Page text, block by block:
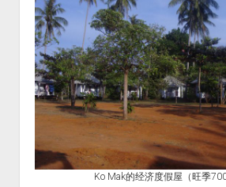
Ko Mak的经济度假屋（旺季